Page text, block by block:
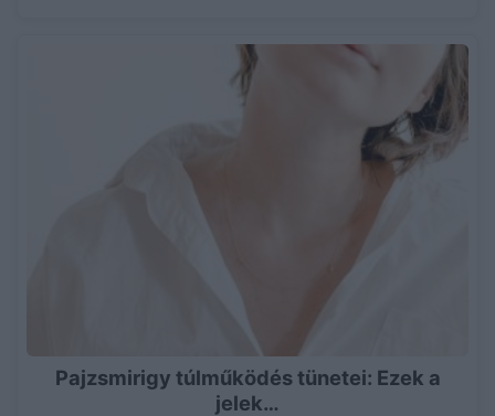
Pajzsmirigy túlműködés tünetei: Ezek a
jelek…